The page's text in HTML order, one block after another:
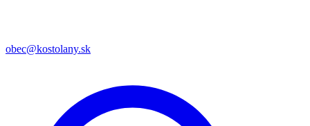
obec@kostolany.sk